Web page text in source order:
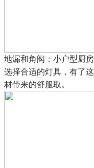
地漏和角阀：小户型厨
选择合适的灯具，有了
材带来的舒服取。